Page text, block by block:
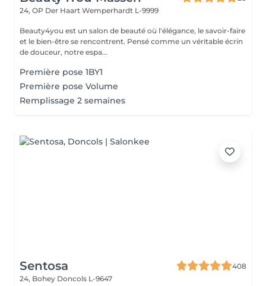
24, OP Der Haart Wemperhardt L-9999
Beauty4you est un salon de beauté où l'élégance, le savoir-faire
et le bien-être se rencontrent. Pensé comme un véritable écrin
de douceur, notre espa...
Première pose 1BY1
Première pose Volume
Remplissage 2 semaines
Sentosa
408
24, Bohey Doncols L-9647